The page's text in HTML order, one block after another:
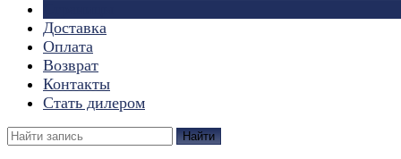
Доставка
Оплата
Возврат
Контакты
Стать дилером
Найти